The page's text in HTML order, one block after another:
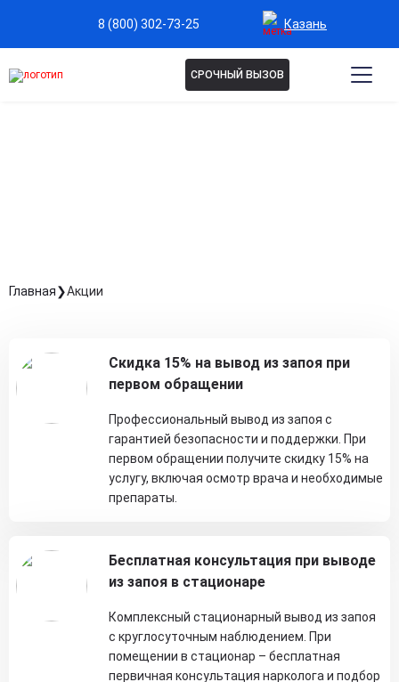
8 (800) 302-73-25 Казань
СРОЧНЫЙ ВЫЗОВ
Главная Акции
Скидка 15% на вывод из запоя при
первом обращении
Профессиональный вывод из запоя с
гарантией безопасности и поддержки. При
первом обращении получите скидку 15% на
услугу, включая осмотр врача и необходимые
препараты.
Бесплатная консультация при выводе
из запоя в стационаре
Комплексный стационарный вывод из запоя
с круглосуточным наблюдением. При
помещении в стационар – бесплатная
первичная консультация нарколога и подбор